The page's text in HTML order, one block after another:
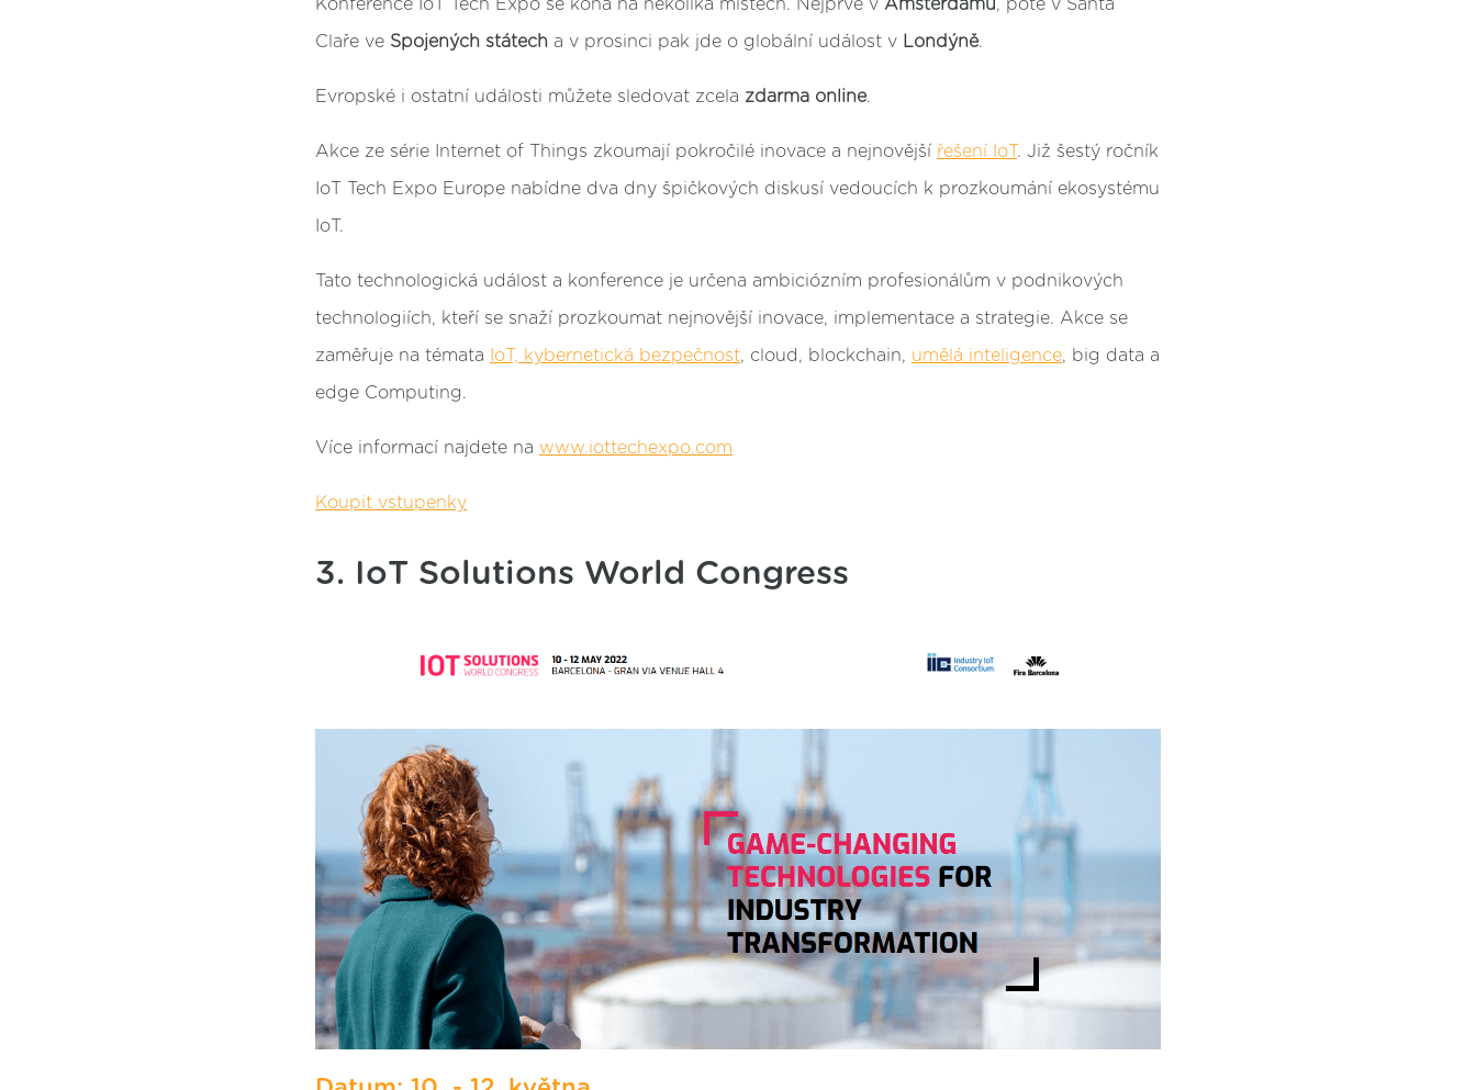
Konference IoT Tech Expo se koná na několika místech. Nejprve v Amsterdamu, poté v Santa
Claře ve Spojených státech a v prosinci pak jde o globální událost v Londýně.
Evropské i ostatní události můžete sledovat zcela zdarma online.
Akce ze série Internet of Things zkoumají pokročilé inovace a nejnovější řešení IoT . Již šestý ročník
IoT Tech Expo Europe nabídne dva dny špičkových diskusí vedoucích k prozkoumání ekosystému
IoT.
Tato technologická událost a konference je určena ambiciózním profesionálům v podnikových
technologiích, kteří se snaží prozkoumat nejnovější inovace, implementace a strategie. Akce se
zaměřuje na témata IoT, kybernetická bezpečnost, cloud, blockchain, umělá inteligence, big data a
edge Computing.
Více informací najdete na www.iottechexpo.com
Koupit vstupenky
3. IoT Solutions World Congress